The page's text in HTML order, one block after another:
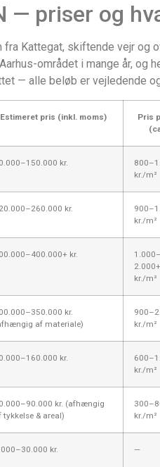
— priser og
Kattegat, skiftende vejr
området i mange år,
— alle beløb er vejledende
Estimeret pris (inkl. moms)
Pris
kr.
kr./m²
kr.
kr./m²
kr.
1.000–
2.000+
kr./m²
kr.
af materiale)
kr./m²
kr.
kr./m²
kr. (afhængig
tykkelse & areal)
kr./m²
kr. —